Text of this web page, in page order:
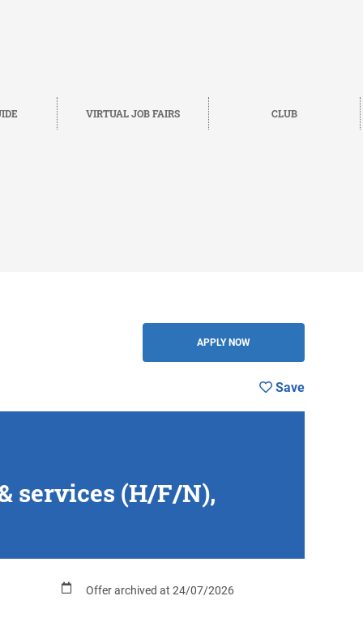
VIRTUAL JOB FAIRS CLUB
APPLY NOW
Save
services (H/F/N),
Offer archived at 24/07/2026